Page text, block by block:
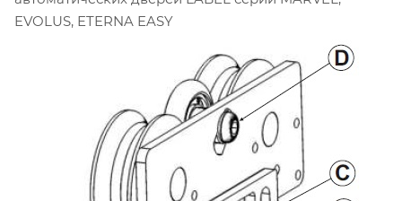
EVOLUS, ETERNA EASY